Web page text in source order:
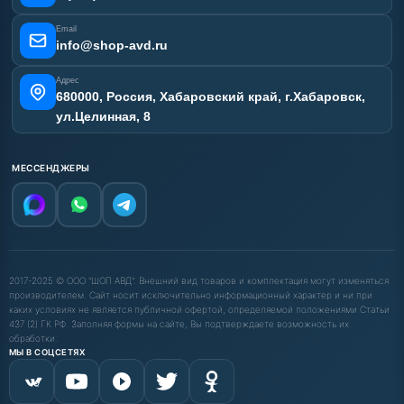
Email
info@shop-avd.ru
Адрес
680000, Россия, Хабаровский край, г.Хабаровск,
ул.Целинная, 8
МЕССЕНДЖЕРЫ
2017-2025 © ООО "ШОП АВД". Внешний вид товаров и комплектация могут изменяться
производителем. Сайт носит исключительно информационный характер и ни при
каких условиях не является публичной офертой, определяемой положениями Статьи
437 (2) ГК РФ. Заполняя формы на сайте, Вы подтверждаете возможность их
обработки.
МЫ В СОЦСЕТЯХ